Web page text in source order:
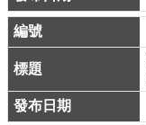
商
圈
廊
帶
介